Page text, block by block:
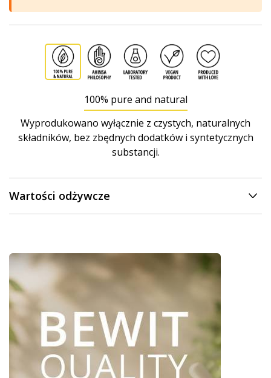
100% pure and natural
Wyprodukowano wyłącznie z czystych, naturalnych
składników, bez zbędnych dodatków i syntetycznych
substancji.
Wartości odżywcze